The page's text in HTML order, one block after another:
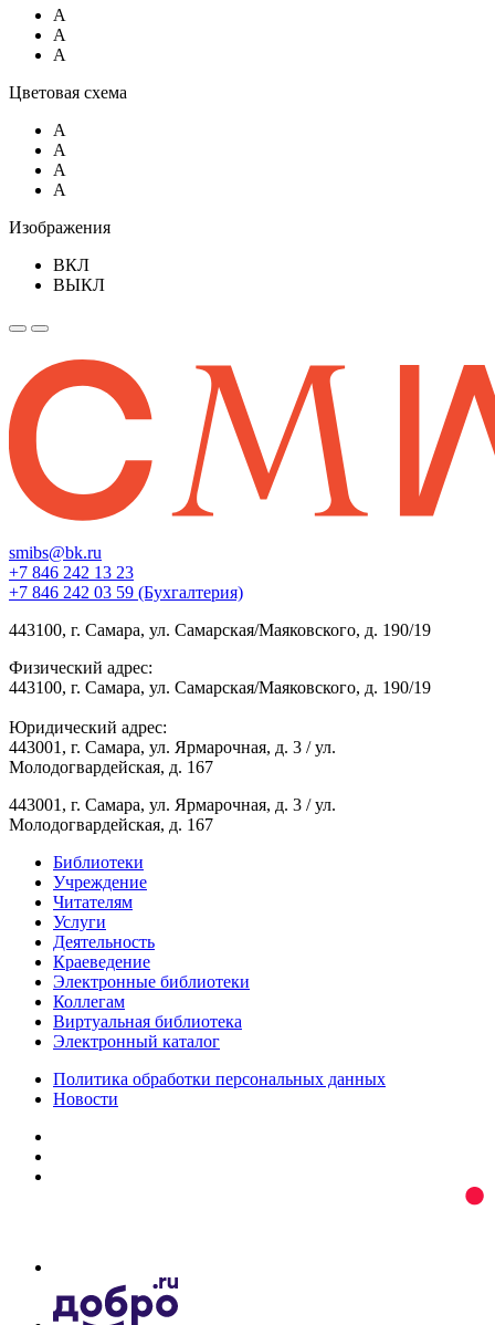
A
A
A
Цветовая схема
A
A
A
A
Изображения
ВКЛ
ВЫКЛ
smibs@bk.ru
+7 846 242 13 23
+7 846 242 03 59 (Бухгалтерия)
443100, г. Самара, ул. Самарская/Маяковского, д. 190/19
Физический адрес:
443100, г. Самара, ул. Самарская/Маяковского, д. 190/19
Юридический адрес:
443001, г. Самара, ул. Ярмарочная, д. 3 / ул.
Молодогвардейская, д. 167
443001, г. Самара, ул. Ярмарочная, д. 3 / ул.
Молодогвардейская, д. 167
Библиотеки
Учреждение
Читателям
Услуги
Деятельность
Краеведение
Электронные библиотеки
Коллегам
Виртуальная библиотека
Электронный каталог
Политика обработки персональных данных
Новости